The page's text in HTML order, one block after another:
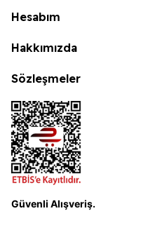
Hesabım
Hakkımızda
Sözleşmeler
Güvenli Alışveriş.